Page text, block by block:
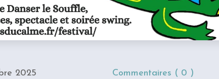
2025 Commentaires ( 0 )